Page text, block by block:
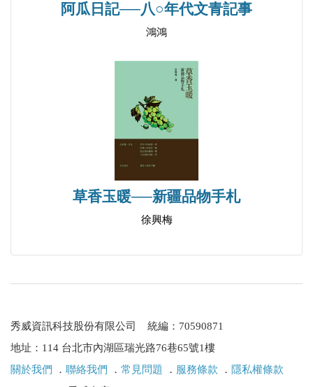
阿瓜日記──八○年代文青記事
鴻鴻
草香玉暖──新疆品物手札
徐興梅
秀威資訊科技股份有限公司 統編：70590871
地址：114 台北市內湖區瑞光路76巷65號1樓
關於我們
． 聯絡我們 ． 常見問題 ． 服務條款 ． 隱私權條款